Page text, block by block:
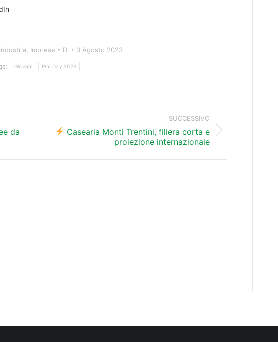
, Imprese Di 3 Agosto 2023
Giovani Pmi Day 2023
da
SUCCESSIVO
Prossimo
Casearia Monti Trentini, filiera corta e
proiezione internazionale